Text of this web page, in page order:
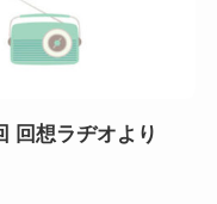
回想ラヂオより